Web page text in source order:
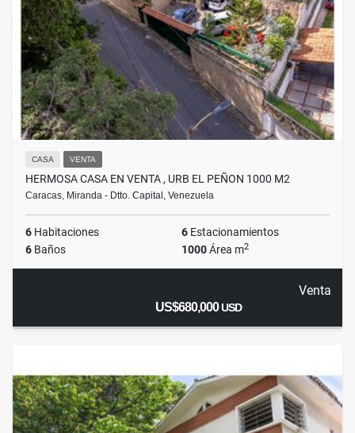
CASA VENTA
HERMOSA CASA EN VENTA , URB EL PEÑON 1000 M2
Caracas, Miranda - Dtto. Capital, Venezuela
6 Habitaciones 6 Estacionamientos
6 Baños 1000Área m2
Venta
US$680,000USD